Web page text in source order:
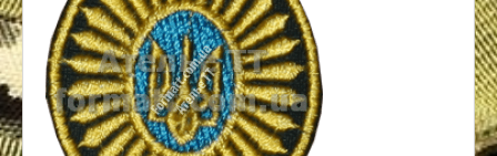
Головные уборы
Образцы тканей
Кабинет
Контакты